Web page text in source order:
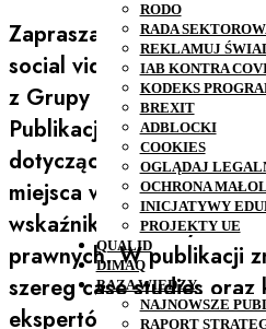
RODO
RADA
REKLAMUJ
IAB KONTRA
KODEKS
BREXIT
ADBLOCKI
COOKIES
OGLĄDAJ
OCHRONA
INICJATYWY
PROJEKTY UE
QUALID
DIMAQ
BAZA WIEDZY
NAJNOWSZE
RAPORT
Zapraszamy do pobrania
social video
z Grupy Roboczej Social
Publikacja zawiera
dotyczące tworzenia tej
miejsca w strategii
wskaźników
prawnych. W publikacji
szereg case studies
ekspertów.